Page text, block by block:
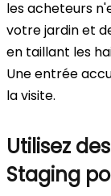
les acheteurs
votre jardin et
en taillant les
Une entrée
la visite.
Utilisez
Staging